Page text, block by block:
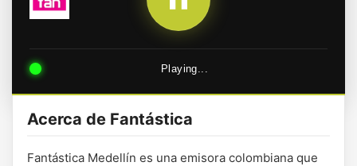
Playing...
Acerca de Fantástica
Fantástica Medellín es una emisora colombiana que